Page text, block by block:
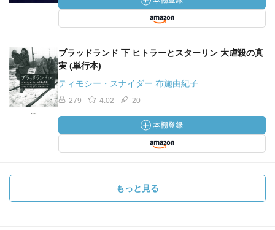
ブラッドランド 下 ヒトラーとスターリン 大虐殺の真
実 (単行本)
ティモシー・スナイダー 布施由紀子
279 4.02 20
もっと見る